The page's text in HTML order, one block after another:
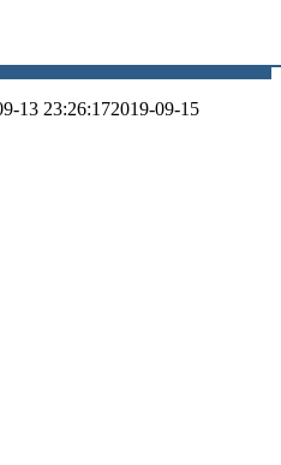
13 23:26:172019-09-15